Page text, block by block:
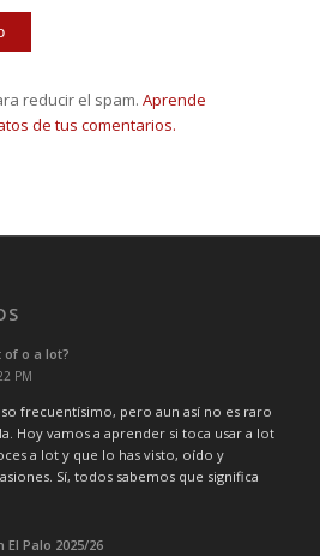
reducir el spam. Aprende
de tus comentarios.
of o a lot?
PM
frecuentísimo, pero aun así no es raro
Hoy vamos a aprender si toca usar a lot
a lot y que lo has visto, oído y
Sí, todos sabemos que significa
Palo 2025/26